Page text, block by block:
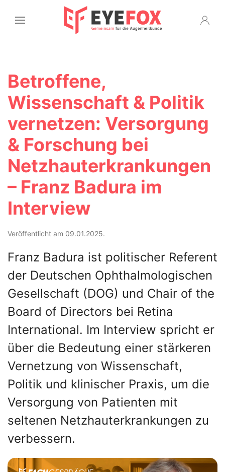
Betroffene,
Wissenschaft & Politik
vernetzen: Versorgung
& Forschung bei
Netzhauterkrankungen
– Franz Badura im
Interview
Veröffentlicht am 09.01.2025.
Franz Badura ist politischer Referent
der Deutschen Ophthalmologischen
Gesellschaft (DOG) und Chair of the
Board of Directors bei Retina
International. Im Interview spricht er
über die Bedeutung einer stärkeren
Vernetzung von Wissenschaft,
Politik und klinischer Praxis, um die
Versorgung von Patienten mit
seltenen Netzhauterkrankungen zu
verbessern.